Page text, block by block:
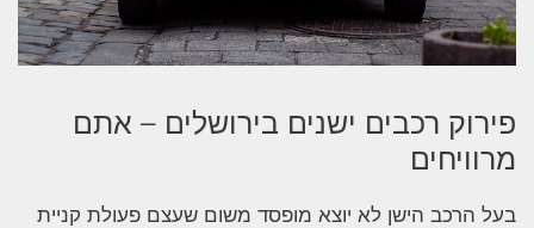
פירוק רכבים ישנים בירושלים – אתם
מרוויחים
בעל הרכב הישן לא יוצא מופסד משום שעצם פעולת קניית